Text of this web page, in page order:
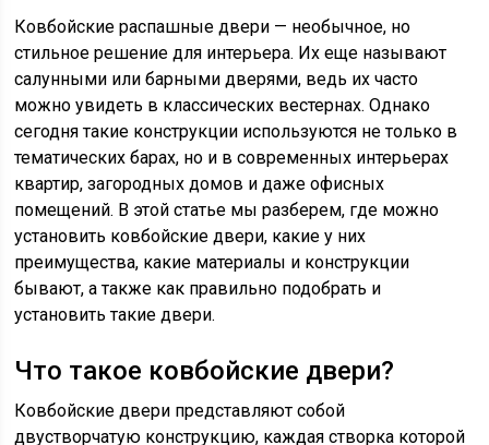
Ковбойские распашные двери — необычное, но
стильное решение для интерьера. Их еще называют
салунными или барными дверями, ведь их часто
можно увидеть в классических вестернах. Однако
сегодня такие конструкции используются не только в
тематических барах, но и в современных интерьерах
квартир, загородных домов и даже офисных
помещений. В этой статье мы разберем, где можно
установить ковбойские двери, какие у них
преимущества, какие материалы и конструкции
бывают, а также как правильно подобрать и
установить такие двери.
Что такое ковбойские двери?
Ковбойские двери представляют собой
двустворчатую конструкцию, каждая створка которой